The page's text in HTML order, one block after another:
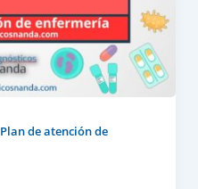
Plan de atención de